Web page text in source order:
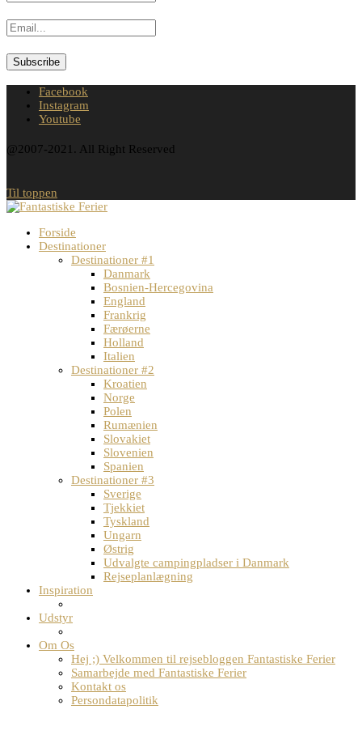
Facebook
Instagram
Youtube
@2007-2021. All Right Reserved
Til toppen
Forside
Destinationer
Destinationer #1
Danmark
Bosnien-Hercegovina
England
Frankrig
Færøerne
Holland
Italien
Destinationer #2
Kroatien
Norge
Polen
Rumænien
Slovakiet
Slovenien
Spanien
Destinationer #3
Sverige
Tjekkiet
Tyskland
Ungarn
Østrig
Udvalgte campingpladser i Danmark
Rejseplanlægning
Inspiration
Udstyr
Om Os
Hej ;) Velkommen til rejsebloggen Fantastiske Ferier
Samarbejde med Fantastiske Ferier
Kontakt os
Persondatapolitik